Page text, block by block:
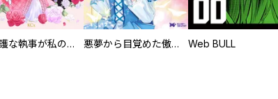
過保護な執事が私の婚活を邪魔してきます！ 悪夢から目覚めた傲慢令嬢はやり直しを模索中（コミック） 分冊版 Web BULL